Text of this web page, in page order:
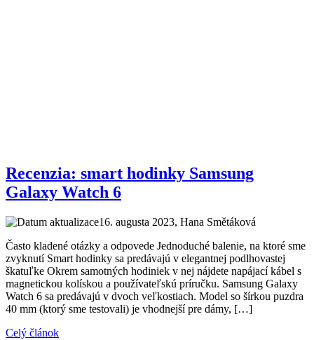
Recenzia: smart hodinky Samsung
Galaxy Watch 6
16. augusta 2023, Hana Smětáková
Často kladené otázky a odpovede Jednoduché balenie, na ktoré sme
zvyknutí Smart hodinky sa predávajú v elegantnej podlhovastej
škatuľke Okrem samotných hodiniek v nej nájdete napájací kábel s
magnetickou kolískou a používateľskú príručku. Samsung Galaxy
Watch 6 sa predávajú v dvoch veľkostiach. Model so šírkou puzdra
40 mm (ktorý sme testovali) je vhodnejší pre dámy, […]
Celý článok